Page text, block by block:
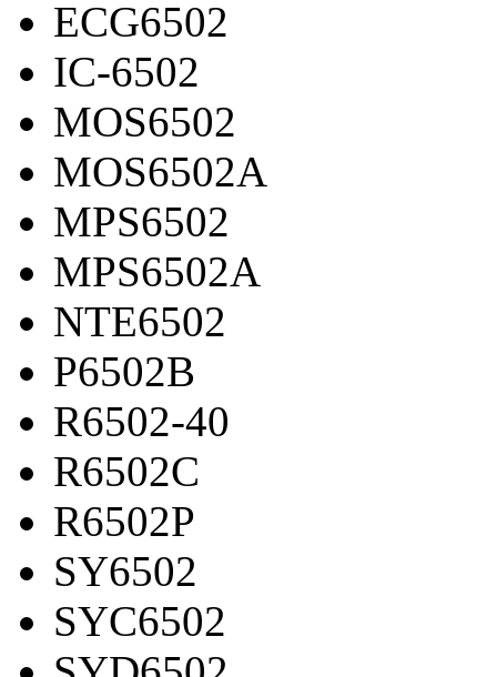
ECG6502
IC-6502
MOS6502
MOS6502A
MPS6502
MPS6502A
NTE6502
P6502B
R6502-40
R6502C
R6502P
SY6502
SYC6502